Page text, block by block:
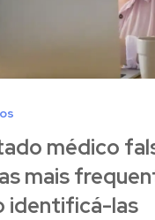
médico
mais
identificá-las